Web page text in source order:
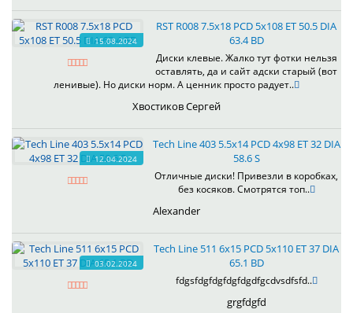
15.08.2024
RST R008 7.5x18 PCD 5x108 ET 50.5 DIA
63.4 BD
Диски клевые. Жалко тут фотки нельзя
оставлять, да и сайт адски старый (вот
ленивые). Но диски норм. А ценник просто радует..
Хвостиков Сергей
12.04.2024
Tech Line 403 5.5x14 PCD 4x98 ET 32 DIA
58.6 S
Отличные диски! Привезли в коробках,
без косяков. Смотрятся топ..
Alexander
03.02.2024
Tech Line 511 6x15 PCD 5x110 ET 37 DIA
65.1 BD
fdgsfdgfdgfdgfdgdfgcdvsdfsfd..
grgfdgfd